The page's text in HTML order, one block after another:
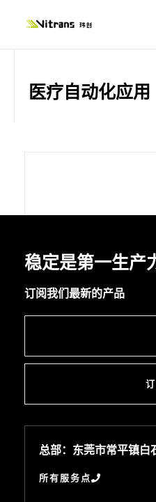
医疗自动化应用
稳定是第一生产
订阅我们最新的产品
总部：东莞市常平镇白
所有服务点